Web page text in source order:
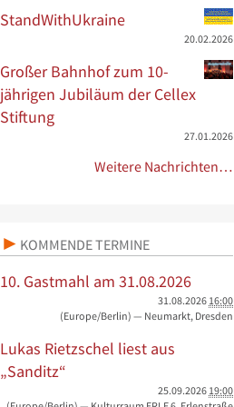
StandWithUkraine
20.02.2026
Großer Bahnhof zum 10-
jährigen Jubiläum der Cellex
Stiftung
27.01.2026
Weitere Nachrichten…
KOMMENDE TERMINE
10. Gastmahl am 31.08.2026
31.08.2026 16:00
(Europe/Berlin) — Neumarkt, Dresden
Lukas Rietzschel liest aus
„Sanditz“
25.09.2026 19:00